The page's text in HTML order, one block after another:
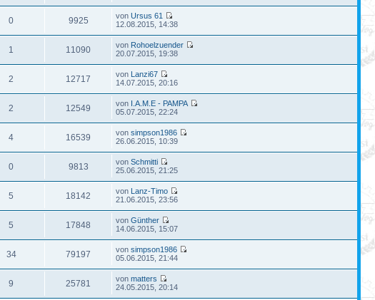
0 9925 vonUrsus 61
12.08.2015, 14:38
1 11090 von Rohoelzuender
20.07.2015, 19:38
2 12717 von Lanzi67
14.07.2015, 20:16
2 12549 von I.A.M.E - PAMPA
05.07.2015, 22:24
4 16539 vonsimpson1986
26.06.2015, 10:39
0 9813 vonSchmitti
25.06.2015, 21:25
5 18142 von Lanz-Timo
21.06.2015, 23:56
5 17848 vonGünther
14.06.2015, 15:07
34 79197 vonsimpson1986
05.06.2015, 21:44
9 25781 vonmatters
24.05.2015, 20:14